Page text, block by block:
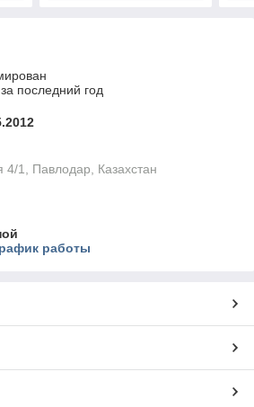
последний год
1, Павлодар, Казахстан
работы